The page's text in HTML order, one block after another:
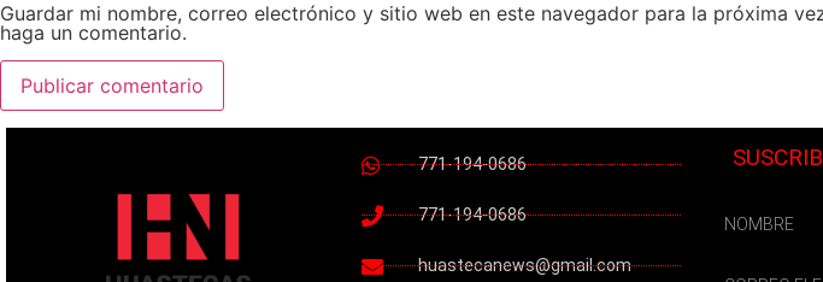
Guardar mi nombre, correo electrónico y sitio web en este navegador para la próxima
haga un comentario.
771-194-0686
771-194-0686
huastecanews@gmail.com